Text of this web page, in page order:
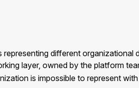
different organizational
layer, owned by the platform
is impossible to represent